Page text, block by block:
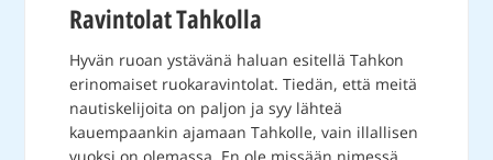
Ravintolat Tahkolla
Hyvän ruoan ystävänä haluan esitellä Tahkon
erinomaiset ruokaravintolat. Tiedän, että meitä
nautiskelijoita on paljon ja syy lähteä
kauempaankin ajamaan Tahkolle, vain illallisen